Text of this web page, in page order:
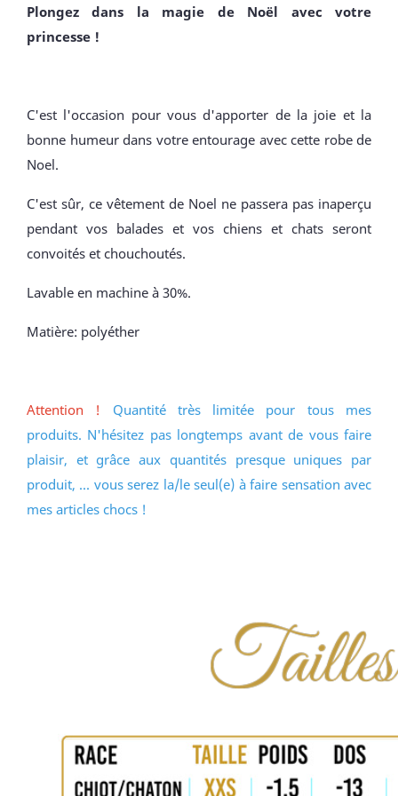
Plongez dans la magie de Noël avec votre
princesse !
C'est l'occasion pour vous d'apporter de la joie et la
bonne humeur dans votre entourage avec cette robe de
Noel.
C'est sûr, ce vêtement de Noel ne passera pas inaperçu
pendant vos balades et vos chiens et chats seront
convoités et chouchoutés.
Lavable en machine à 30%.
Matière: polyéther
Attention !
Quantité très limitée pour tous mes
produits. N'hésitez pas longtemps avant de vous faire
plaisir, et grâce aux quantités presque uniques par
produit, ... vous serez la/le seul(e) à faire sensation avec
mes articles chocs !